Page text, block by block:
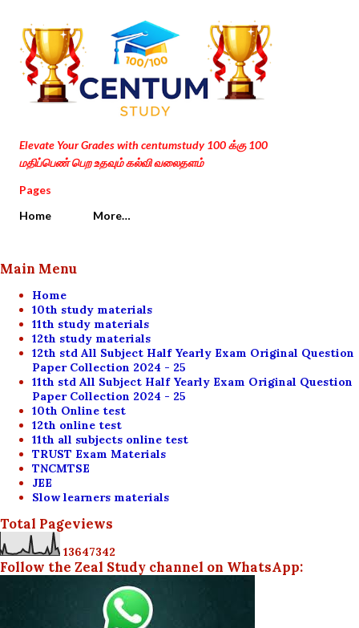
Skip to main content
Elevate Your Grades with centumstudy 100 க்கு 100
மதிப்பெண் பெற உதவும் கல்வி வலைதளம்
Pages
Home
More…
Main Menu
Home
10th study materials
11th study materials
12th study materials
12th std All Subject Half Yearly Exam Original Question
Paper Collection 2024 - 25
11th std All Subject Half Yearly Exam Original Question
Paper Collection 2024 - 25
10th Online test
12th online test
11th all subjects online test
TRUST Exam Materials
TNCMTSE
JEE
Slow learners materials
Total Pageviews
13647342
Follow the Zeal Study channel on WhatsApp: